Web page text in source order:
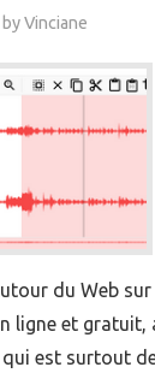
byVinciane
du Web
ligne et gratuit,
est surtout